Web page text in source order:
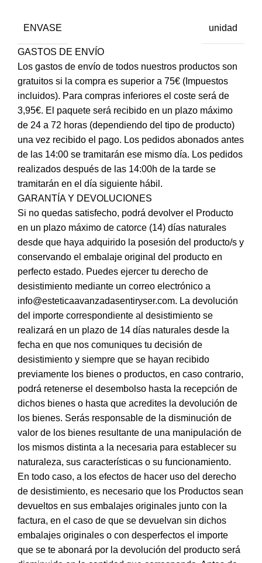
ENVASE unidad
GASTOS DE ENVÍO
Los gastos de envío de todos nuestros productos son
gratuitos si la compra es superior a 75€ (Impuestos
incluidos). Para compras inferiores el coste será de
3,95€. El paquete será recibido en un plazo máximo
de 24 a 72 horas (dependiendo del tipo de producto)
una vez recibido el pago. Los pedidos abonados antes
de las 14:00 se tramitarán ese mismo día. Los pedidos
realizados después de las 14:00h de la tarde se
tramitarán en el día siguiente hábil.
GARANTÍA Y DEVOLUCIONES
Si no quedas satisfecho, podrá devolver el Producto
en un plazo máximo de catorce (14) días naturales
desde que haya adquirido la posesión del producto/s y
conservando el embalaje original del producto en
perfecto estado. Puedes ejercer tu derecho de
desistimiento mediante un correo electrónico a
info@esteticaavanzadasentiryser.com. La devolución
del importe correspondiente al desistimiento se
realizará en un plazo de 14 días naturales desde la
fecha en que nos comuniques tu decisión de
desistimiento y siempre que se hayan recibido
previamente los bienes o productos, en caso contrario,
podrá retenerse el desembolso hasta la recepción de
dichos bienes o hasta que acredites la devolución de
los bienes. Serás responsable de la disminución de
valor de los bienes resultante de una manipulación de
los mismos distinta a la necesaria para establecer su
naturaleza, sus características o su funcionamiento.
En todo caso, a los efectos de hacer uso del derecho
de desistimiento, es necesario que los Productos sean
devueltos en sus embalajes originales junto con la
factura, en el caso de que se devuelvan sin dichos
embalajes originales o con desperfectos el importe
que se te abonará por la devolución del producto será